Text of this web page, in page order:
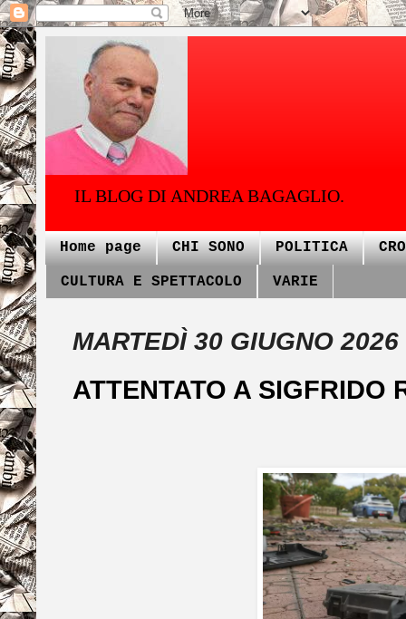
IL BLOG DI ANDREA BAGAGLIO.
Home page CHI SONO POLITICA
CULTURA E SPETTACOLO VARIE
MARTEDÌ 30 GIUGNO 2026
ATTENTATO A SIGFRIDO